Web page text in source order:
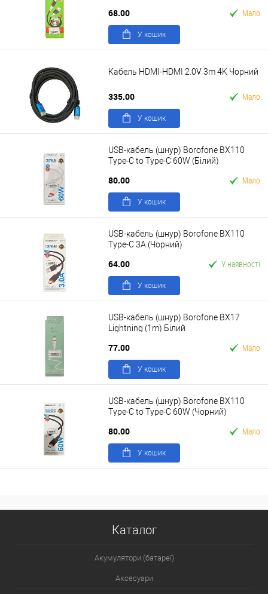
68.00 Мало
У кошик
Кабель HDMI-HDMI 2.0V 3m 4K Чорний
335.00 Мало
У кошик
USB-кабель (шнур) Borofone BX110
Type-C to Type-C 60W (Білий)
80.00 Мало
У кошик
USB-кабель (шнур) Borofone BX110
Type-C 3A (Чорний)
64.00 У наявності
У кошик
USB-кабель (шнур) Borofone BX17
Lightning (1m) Білий
77.00 Мало
У кошик
USB-кабель (шнур) Borofone BX110
Type-C to Type-C 60W (Чорний)
80.00 Мало
У кошик
Каталог
Акумулятори (батареї)
Аксесуари